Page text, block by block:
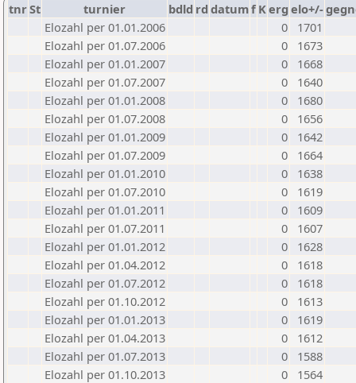
tnrSt turnier bdld rd datumf Kerg elo+/-
Elozahl per 01.01.2006
0
1701
Elozahl per 01.07.2006
0
1673
Elozahl per 01.01.2007
0
1668
Elozahl per 01.07.2007
0
1640
Elozahl per 01.01.2008
0
1680
Elozahl per 01.07.2008
0
1656
Elozahl per 01.01.2009
0
1642
Elozahl per 01.07.2009
0
1664
Elozahl per 01.01.2010
0
1638
Elozahl per 01.07.2010
0
1619
Elozahl per 01.01.2011
0
1609
Elozahl per 01.07.2011
0
1607
Elozahl per 01.01.2012
0
1628
Elozahl per 01.04.2012
0
1618
Elozahl per 01.07.2012
0
1618
Elozahl per 01.10.2012
0
1613
Elozahl per 01.01.2013
0
1619
Elozahl per 01.04.2013
0
1612
Elozahl per 01.07.2013
0
1588
Elozahl per 01.10.2013
0
1564